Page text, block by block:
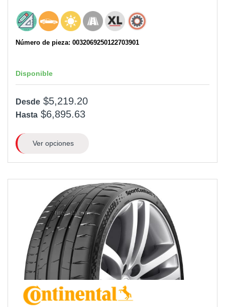
Número de pieza: 0032069250122703901
Disponible
Desde $5,219.20
Hasta $6,895.63
Ver opciones